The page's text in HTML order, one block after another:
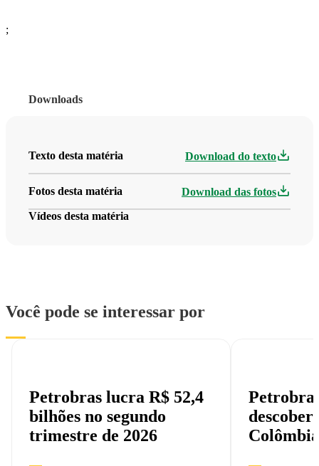
;
Downloads
Texto desta matéria Download do texto
Fotos desta matéria Download das fotos
Vídeos desta matéria
Você pode se interessar por
Petrobras lucra R$ 52,4
bilhões no segundo
trimestre de 2026
Colômbia